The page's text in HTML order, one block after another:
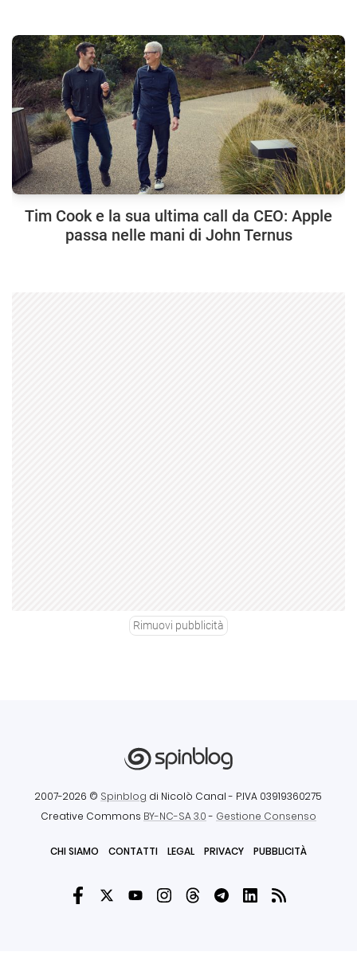
Tim Cook e la sua ultima call da CEO: Apple
passa nelle mani di John Ternus
Rimuovi pubblicità
2007-2026 © Spinblog di Nicolò Canal - P.IVA 03919360275
Creative Commons BY-NC-SA 3.0- Gestione Consenso
CHI SIAMO CONTATTI LEGAL PRIVACY PUBBLICITÀ